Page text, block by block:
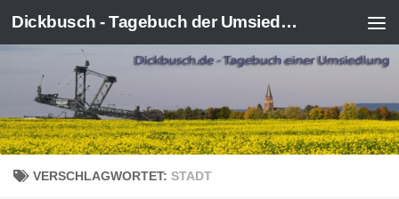
Zum Inhalt springen Dickbusch - Tagebuch der Umsiedlung von Kerpen-Manheim
VERSCHLAGWORTET: STADT